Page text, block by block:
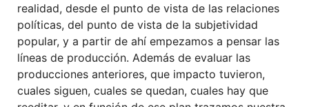
realidad, desde el punto de vista de las relaciones
políticas, del punto de vista de la subjetividad
popular, y a partir de ahí empezamos a pensar las
líneas de producción. Además de evaluar las
producciones anteriores, que impacto tuvieron,
cuales siguen, cuales se quedan, cuales hay que